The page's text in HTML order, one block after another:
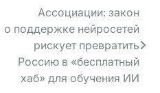
Ассоциации: закон
о поддержке нейросетей
рискует превратить
Россию в «бесплатный
хаб» для обучения ИИ